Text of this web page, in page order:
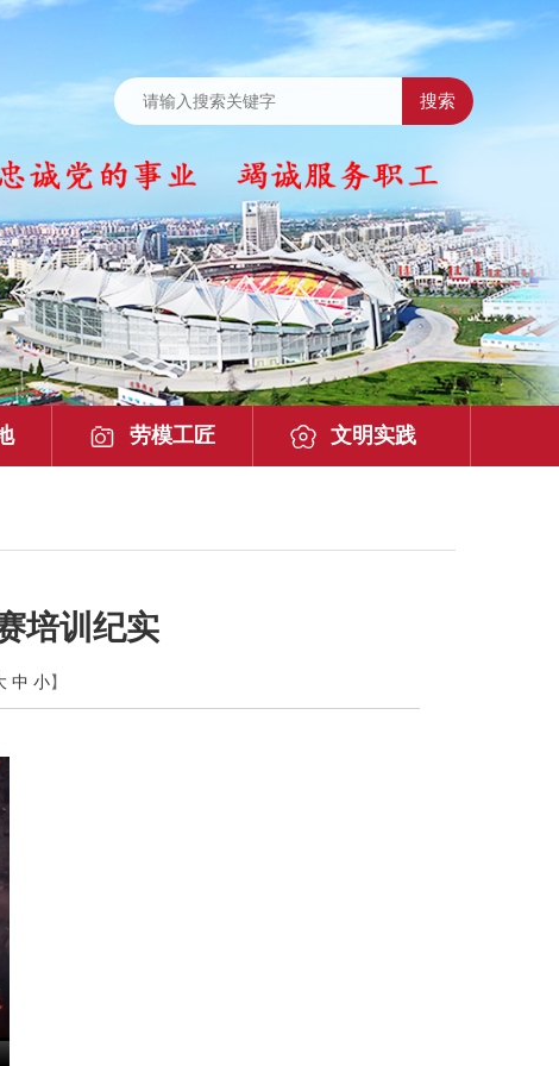
劳模工匠 文明实践
培训纪实
中 小】